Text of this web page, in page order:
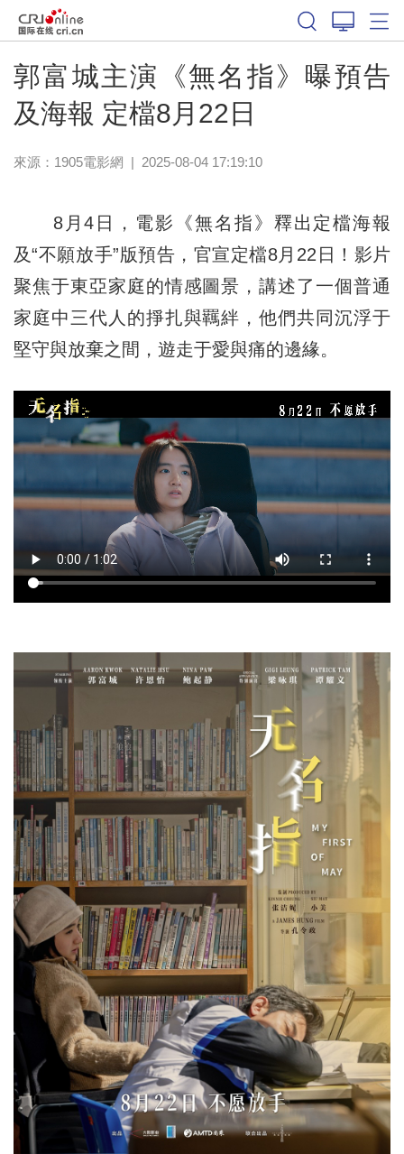
郭富城主演《無名指》曝預告
及海報 定檔8月22日
來源： 1905電影網 | 2025-08-04 17:19:10
8月4日，電影《無名指》釋出定檔海報
及“不願放手”版預告，官宣定檔8月22日！影片
聚焦于東亞家庭的情感圖景，講述了一個普通
家庭中三代人的掙扎與羈絆，他們共同沉浮于
堅守與放棄之間，遊走于愛與痛的邊緣。